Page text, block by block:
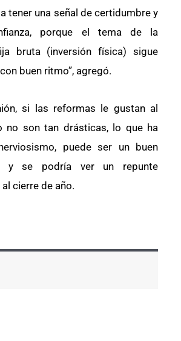
tener una señal de certidumbre y
porque el tema de la
bruta (inversión física) sigue
buen ritmo”, agregó.
si las reformas le gustan al
no son tan drásticas, lo que ha
puede ser un buen
y se podría ver un repunte
cierre de año.